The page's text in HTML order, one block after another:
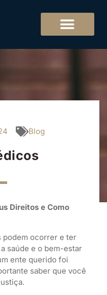
Blog
Direitos e Como
podem ocorrer e ter
saúde e o bem-estar
ente querido foi
saber que você